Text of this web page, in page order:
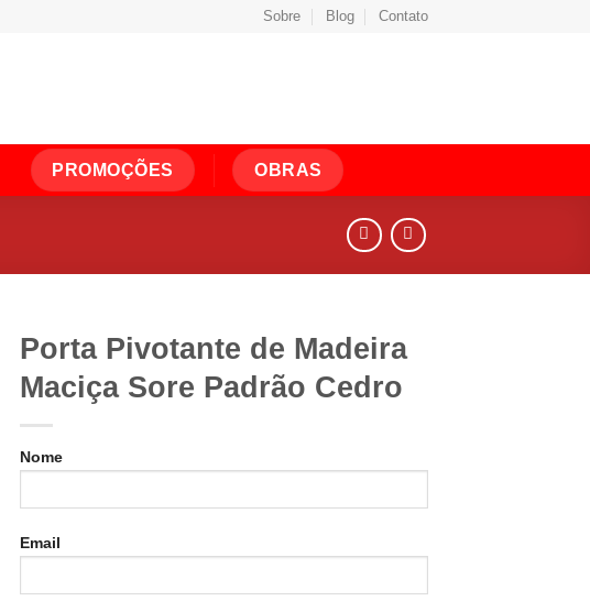
Sobre Blog Contato
PROMOÇÕES OBRAS
Porta Pivotante de Madeira
Maciça Sore Padrão Cedro
Nome
Email